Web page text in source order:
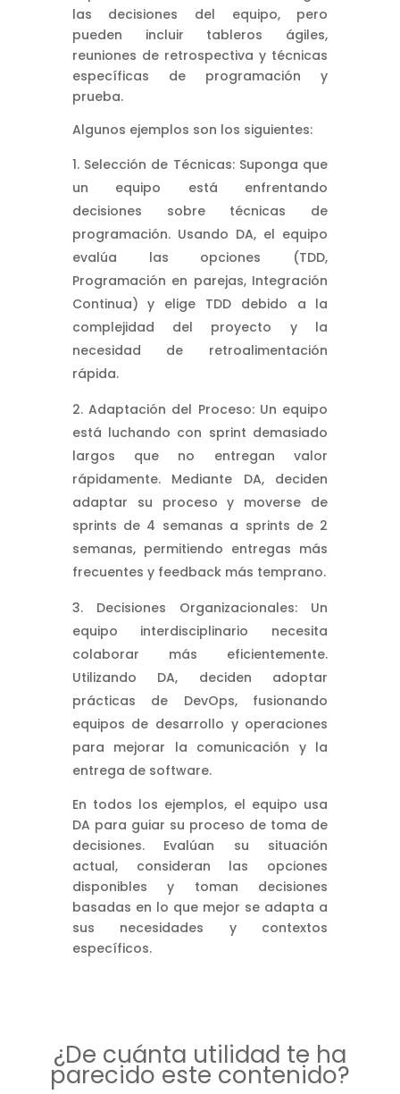
las decisiones del equipo, pero
pueden incluir tableros ágiles,
reuniones de retrospectiva y técnicas
específicas de programación y
prueba.
Algunos ejemplos son los siguientes:
Selección de Técnicas: Suponga que
un equipo está enfrentando
decisiones sobre técnicas de
programación. Usando DA, el equipo
evalúa las opciones (TDD,
Programación en parejas, Integración
Continua) y elige TDD debido a la
complejidad del proyecto y la
necesidad de retroalimentación
rápida.
Adaptación del Proceso: Un equipo
está luchando con sprint demasiado
largos que no entregan valor
rápidamente. Mediante DA, deciden
adaptar su proceso y moverse de
sprints de 4 semanas a sprints de 2
semanas, permitiendo entregas más
frecuentes y feedback más temprano.
Decisiones Organizacionales: Un
equipo interdisciplinario necesita
colaborar más eficientemente.
Utilizando DA, deciden adoptar
prácticas de DevOps, fusionando
equipos de desarrollo y operaciones
para mejorar la comunicación y la
entrega de software.
En todos los ejemplos, el equipo usa
DA para guiar su proceso de toma de
decisiones. Evalúan su situación
actual, consideran las opciones
disponibles y toman decisiones
basadas en lo que mejor se adapta a
sus necesidades y contextos
específicos.
¿De cuánta utilidad te ha
parecido este contenido?